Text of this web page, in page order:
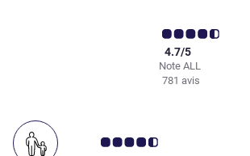
Note ALL
4.7/5
781 avis
Note Avis clients 4.5/5